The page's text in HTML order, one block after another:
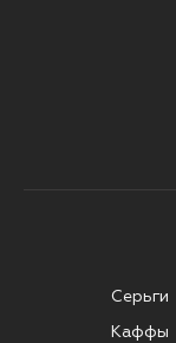
Серьги
Каффы